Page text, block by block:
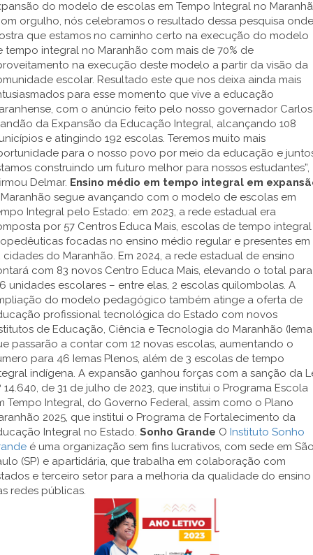
do modelo de escolas em Tempo Integral no
orgulho, nós celebramos o resultado dessa pesquisa onde
que estamos no caminho certo na execução do modelo
tempo integral no Maranhão com mais de 70% de
na execução deste modelo a partir da visão da
escolar. Resultado este que nos deixa ainda mais
para esse momento que vive a educação
com o anúncio feito pelo nosso governador Carlos
da Expansão da Educação Integral, alcançando 108
e atingindo 192 escolas. Teremos muito mais
para o nosso povo por meio da educação e
construindo um futuro melhor para nossos estudantes”,
Delmar. Ensino médio em tempo integral em
segue avançando com o modelo de escolas em
Integral pelo Estado: em 2023, a rede estadual era
por 57 Centros Educa Mais, escolas de tempo integral
focadas no ensino médio regular e presentes em
cidades do Maranhão. Em 2024, a rede estadual de ensino
com 83 novos Centro Educa Mais, elevando o total para
unidades escolares – entre elas, 2 escolas quilombolas. A
do modelo pedagógico também atinge a oferta de
profissional tecnológica do Estado com novos
de Educação, Ciência e Tecnologia do Maranhão
passarão a contar com 12 novas escolas, aumentando o
para 46 Iemas Plenos, além de 3 escolas de tempo
indígena. A expansão ganhou forças com a sanção da
14.640, de 31 de julho de 2023, que institui o Programa Escola
Tempo Integral, do Governo Federal, assim como o Plano
2025, que institui o Programa de Fortalecimento da
Integral no Estado. Sonho Grande O Instituto Sonho
é uma organização sem fins lucrativos, com sede em
(SP) e apartidária, que trabalha em colaboração com
e terceiro setor para a melhoria da qualidade do ensino
redes públicas.